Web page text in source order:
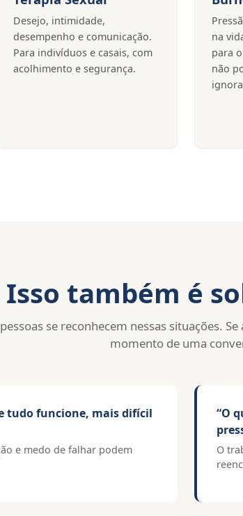
Desejo, intimidade,
desempenho e comunicação.
Para indivíduos e casais, com
acolhimento e segurança.
na
para
não
Isso também é
se reconhecem nessas situações.
momento de uma
tudo funcione, mais difícil
e medo de falhar podem
“O
O